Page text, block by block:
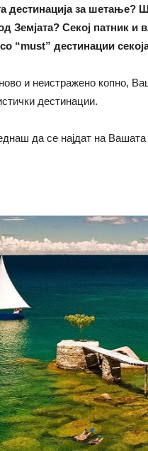
дестинација за
Земјата? Секој патник и
“must” дестинации
и неистражено копно,
дестинации.
да се најдат на Вашата